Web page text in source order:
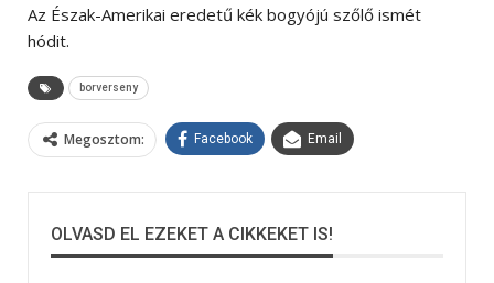
Az Észak-Amerikai eredetű kék bogyójú szőlő ismét
hódit.
borverseny
Megosztom: Facebook Email
OLVASD EL EZEKET A CIKKEKET IS!